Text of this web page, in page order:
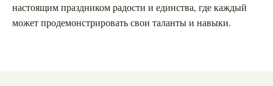
настоящим праздником радости и единства, где каждый
может продемонстрировать свои таланты и навыки.